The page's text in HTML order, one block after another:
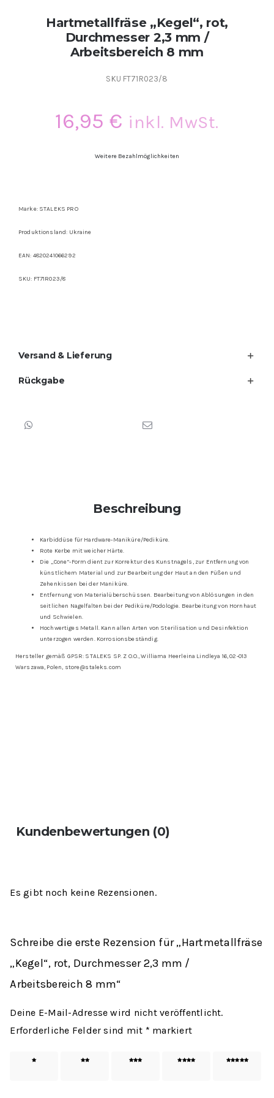
Kontakt
Kundenbewertungen
Hartmetallfräse „Kegel“, rot,
Durchmesser 2,3 mm /
Arbeitsbereich 8 mm
SKU FT71R023/8
16,95€ inkl. MwSt.
Weitere Bezahlmöglichkeiten
Marke: STALEKS PRO
Produktionsland: Ukraine
EAN: 4820241066292
SKU: FT71R023/8
Versand & Lieferung
Rückgabe
Beschreibung
Karbiddüse für Hardware-Maniküre/Pediküre.
Rote Kerbe mit weicher Härte.
Die „Cone“-Form dient zur Korrektur des Kunstnagels, zur Entfernung von
künstlichem Material und zur Bearbeitung der Haut an den Füßen und
Zehenkissen bei der Maniküre.
Entfernung von Materialüberschüssen. Bearbeitung von Ablösungen in den
seitlichen Nagelfalten bei der Pediküre/Podologie. Bearbeitung von Hornhaut
und Schwielen.
Hochwertiges Metall. Kann allen Arten von Sterilisation und Desinfektion
unterzogen werden. Korrosionsbeständig.
Hersteller gemäß GPSR: STALEKS SP. Z O.O., Williama Heerleina Lindleya 16, 02-013
Warszawa, Polen, store@staleks.com
Kundenbewertungen (0)
Es gibt noch keine Rezensionen.
Schreibe die erste Rezension für „Hartmetallfräse
„Kegel“, rot, Durchmesser 2,3 mm /
Arbeitsbereich 8 mm“
Deine E-Mail-Adresse wird nicht veröffentlicht.
Erforderliche Felder sind mit * markiert
1 von
2 von
3 von
4 von
5 von